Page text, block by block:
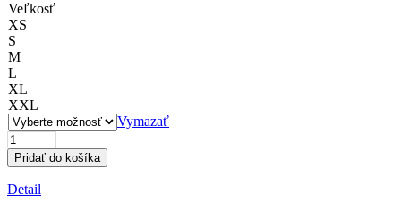
Veľkosť
XS
S
M
L
XL
XXL
Vymazať
množstvo
Neoprénová
bunda
Pridať do košíka
Detail